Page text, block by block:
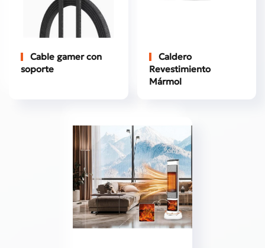
Cable gamer con
soporte
Caldero
Revestimiento
Mármol